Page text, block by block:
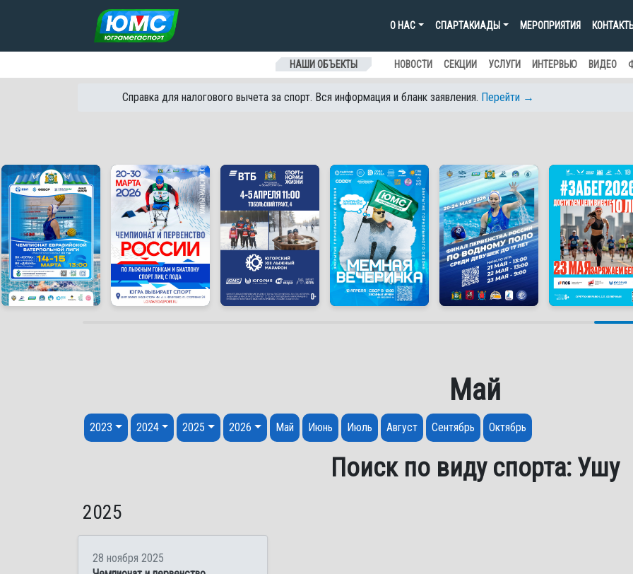
Перейти к содержанию
О НАС СПАРТАКИАДЫ МЕРОПРИЯТИЯ
НАШИ ОБЪЕКТЫ НОВОСТИ СЕКЦИИ УСЛУГИ ИНТЕРВЬЮ ВИДЕО
Справка для налогового вычета за спорт. Вся информация и бланк заявления. Перейти →
Май
Перейти к содержанию
2023 2024 2025 2026 Май Июнь Июль Август Сентябрь Октябрь
Поиск по виду спорта: Ушу
2025
28 ноября 2025